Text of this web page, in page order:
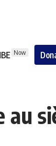
Now